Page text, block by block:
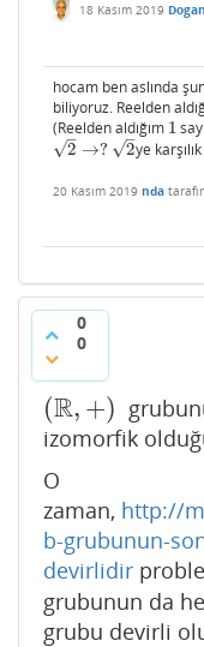
18 Kasım 2019
hocam ben aslında
biliyoruz. Reelden
(Reelden aldığım 1
1
2
–
√ →?
2→ 2
–
√
2 ye
20 Kasım 2019 nda
0
0
(R, +)
(R,+
izomorfik
O
zaman, http://
b-grubunun-
devirlidir
grubunun da
grubu devirli